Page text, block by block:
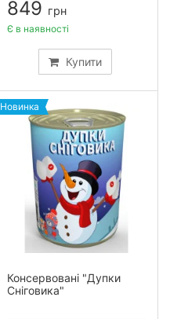
849 грн
Купити
Є в наявності
Новинка
Консервовані "Дупки
Сніговика"